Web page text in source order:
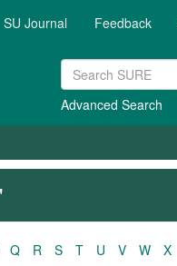
SU Journal Feedback
Advanced Search
Q R S T U V W X